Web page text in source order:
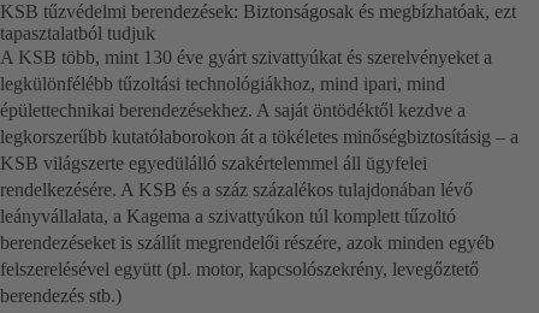
KSB tűzvédelmi berendezések: Biztonságosak és megbízhatóak, ezt
tapasztalatból tudjuk
A KSB több, mint 130 éve gyárt szivattyúkat és szerelvényeket a
legkülönfélébb tűzoltási technológiákhoz, mind ipari, mind
épülettechnikai berendezésekhez. A saját öntödéktől kezdve a
legkorszerűbb kutatólaborokon át a tökéletes minőségbiztosításig – a
KSB világszerte egyedülálló szakértelemmel áll ügyfelei
rendelkezésére. A KSB és a száz százalékos tulajdonában lévő
leányvállalata, a Kagema a szivattyúkon túl komplett tűzoltó
berendezéseket is szállít megrendelői részére, azok minden egyéb
felszerelésével együtt (pl. motor, kapcsolószekrény, levegőztető
berendezés stb.)